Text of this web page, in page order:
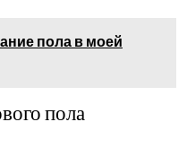
пола в моей
пола